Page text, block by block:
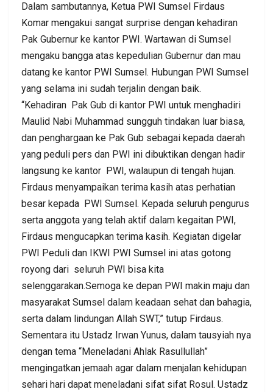
Dalam sambutannya, Ketua PWI Sumsel Firdaus
Komar mengakui sangat surprise dengan kehadiran
Pak Gubernur ke kantor PWI. Wartawan di Sumsel
mengaku bangga atas kepedulian Gubernur dan mau
datang ke kantor PWI Sumsel. Hubungan PWI Sumsel
yang selama ini sudah terjalin dengan baik.
“Kehadiran Pak Gub di kantor PWI untuk menghadiri
Maulid Nabi Muhammad sungguh tindakan luar biasa,
dan penghargaan ke Pak Gub sebagai kepada daerah
yang peduli pers dan PWI ini dibuktikan dengan hadir
langsung ke kantor PWI, walaupun di tengah hujan.
Firdaus menyampaikan terima kasih atas perhatian
besar kepada PWI Sumsel. Kepada seluruh pengurus
serta anggota yang telah aktif dalam kegaitan PWI,
Firdaus mengucapkan terima kasih. Kegiatan digelar
PWI Peduli dan IKWI PWI Sumsel ini atas gotong
royong dari seluruh PWI bisa kita
selenggarakan.Semoga ke depan PWI makin maju dan
masyarakat Sumsel dalam keadaan sehat dan bahagia,
serta dalam lindungan Allah SWT,” tutup Firdaus.
Sementara itu Ustadz Irwan Yunus, dalam tausyiah nya
dengan tema “Meneladani Ahlak Rasullullah”
mengingatkan jemaah agar dalam menjalan kehidupan
sehari hari dapat meneladani sifat sifat Rosul. Ustadz